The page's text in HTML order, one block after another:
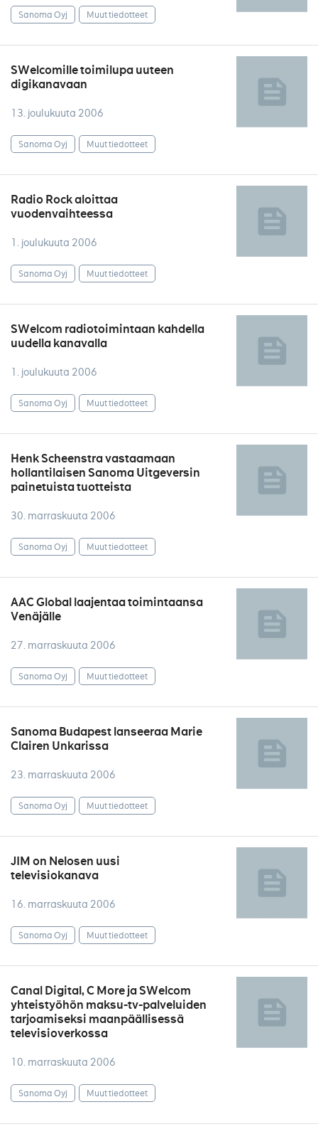
Sanoma Oyj Muut tiedotteet
SWelcomille toimilupa uuteen
digikanavaan
13. joulukuuta 2006
Sanoma Oyj Muut tiedotteet
Radio Rock aloittaa
vuodenvaihteessa
1. joulukuuta 2006
Sanoma Oyj Muut tiedotteet
SWelcom radiotoimintaan kahdella
uudella kanavalla
1. joulukuuta 2006
Sanoma Oyj Muut tiedotteet
Henk Scheenstra vastaamaan
hollantilaisen Sanoma Uitgeversin
painetuista tuotteista
30. marraskuuta 2006
Sanoma Oyj Muut tiedotteet
AAC Global laajentaa toimintaansa
Venäjälle
27. marraskuuta 2006
Sanoma Oyj Muut tiedotteet
Sanoma Budapest lanseeraa Marie
Clairen Unkarissa
23. marraskuuta 2006
Sanoma Oyj Muut tiedotteet
JIM on Nelosen uusi
televisiokanava
16. marraskuuta 2006
Sanoma Oyj Muut tiedotteet
Canal Digital, C More ja SWelcom
yhteistyöhön maksu-tv-palveluiden
tarjoamiseksi maanpäällisessä
televisioverkossa
10. marraskuuta 2006
Sanoma Oyj Muut tiedotteet